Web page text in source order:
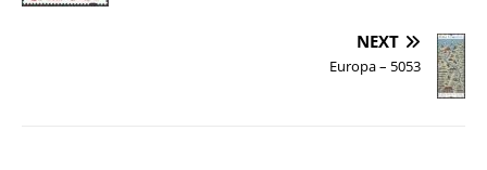
NEXT
Europa – 5053